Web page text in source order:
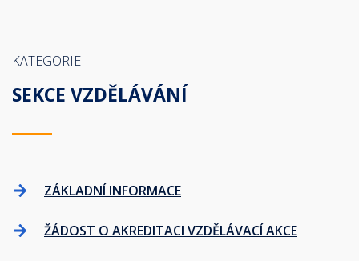
KATEGORIE
SEKCE VZDĚLÁVÁNÍ
ZÁKLADNÍ INFORMACE
ŽÁDOST O AKREDITACI VZDĚLÁVACÍ AKCE